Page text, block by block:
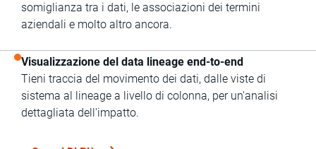
somiglianza tra i dati, le associazioni dei termini
aziendali e molto altro ancora.
Visualizzazione del data lineage end-to-end
Tieni traccia del movimento dei dati, dalle viste di
sistema al lineage a livello di colonna, per un'analisi
dettagliata dell'impatto.